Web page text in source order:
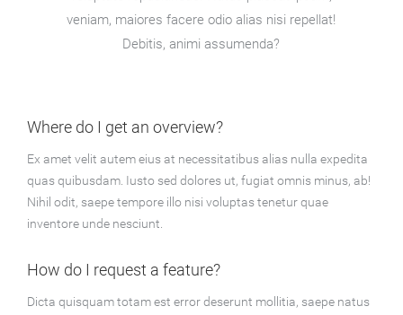
veniam, maiores facere odio alias nisi repellat!
Debitis, animi assumenda?
Where do I get an overview?
Ex amet velit autem eius at necessitatibus alias nulla expedita
quas quibusdam. Iusto sed dolores ut, fugiat omnis minus, ab!
Nihil odit, saepe tempore illo nisi voluptas tenetur quae
inventore unde nesciunt.
How do I request a feature?
Dicta quisquam totam est error deserunt mollitia, saepe natus